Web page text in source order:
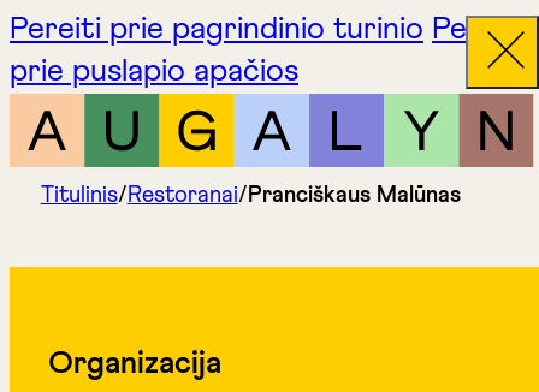
Pereiti prie pagrindinio turinio Pereiti
prie puslapio apačios
Titulinis/Restoranai/ Pranciškaus Malūnas
Organizacija